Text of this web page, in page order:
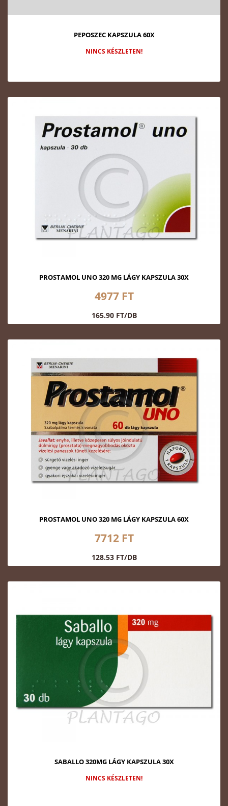
PEPOSZEC KAPSZULA 60X
NINCS KÉSZLETEN!
PROSTAMOL UNO 320 MG LÁGY KAPSZULA 30X
4977 FT
165.90 FT/DB
PROSTAMOL UNO 320 MG LÁGY KAPSZULA 60X
7712 FT
128.53 FT/DB
SABALLO 320MG LÁGY KAPSZULA 30X
NINCS KÉSZLETEN!